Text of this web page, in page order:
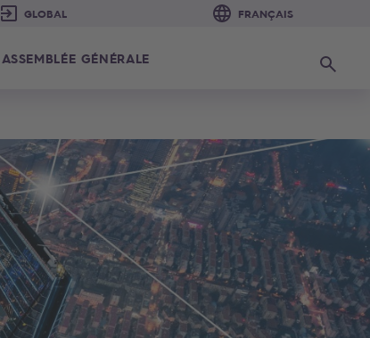
ASSEMBLÉE GÉNÉRALE